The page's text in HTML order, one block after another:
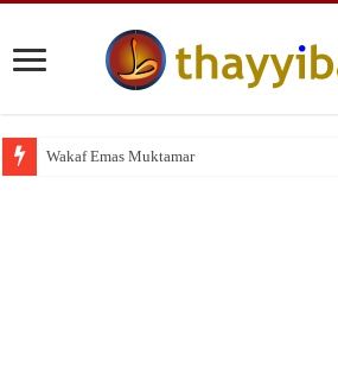
Wakaf Emas Muktamar